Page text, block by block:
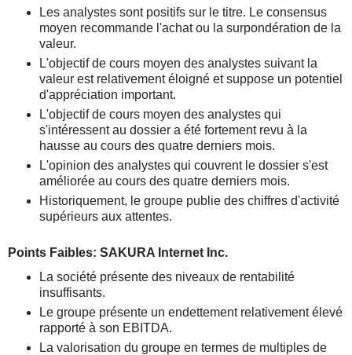
Les analystes sont positifs sur le titre. Le consensus
moyen recommande l'achat ou la surpondération de la
valeur.
L'objectif de cours moyen des analystes suivant la
valeur est relativement éloigné et suppose un potentiel
d'appréciation important.
L'objectif de cours moyen des analystes qui
s'intéressent au dossier a été fortement revu à la
hausse au cours des quatre derniers mois.
L'opinion des analystes qui couvrent le dossier s'est
améliorée au cours des quatre derniers mois.
Historiquement, le groupe publie des chiffres d'activité
supérieurs aux attentes.
Points Faibles: SAKURA Internet Inc.
La société présente des niveaux de rentabilité
insuffisants.
Le groupe présente un endettement relativement élevé
rapporté à son EBITDA.
La valorisation du groupe en termes de multiples de